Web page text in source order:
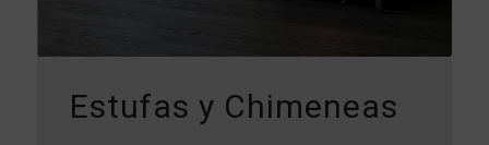
Estufas y Chimeneas